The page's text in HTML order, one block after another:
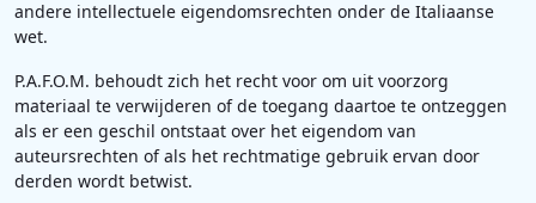
andere intellectuele eigendomsrechten onder de Italiaanse
wet.
P.A.F.O.M. behoudt zich het recht voor om uit voorzorg
materiaal te verwijderen of de toegang daartoe te ontzeggen
als er een geschil ontstaat over het eigendom van
auteursrechten of als het rechtmatige gebruik ervan door
derden wordt betwist.